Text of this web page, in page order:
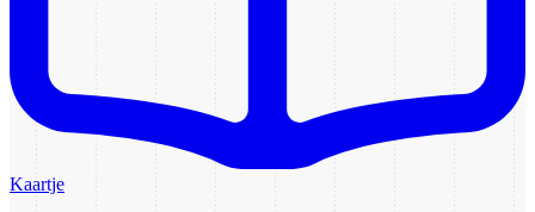
Kaartje